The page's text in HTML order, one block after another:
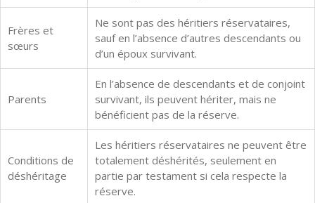
Frères et
sœurs
Ne sont pas des héritiers réservataires,
sauf en l’absence d’autres descendants ou
d’un époux survivant.
Parents
En l’absence de descendants et de conjoint
survivant, ils peuvent hériter, mais ne
bénéficient pas de la réserve.
Conditions de
déshéritage
Les héritiers réservataires ne peuvent être
totalement déshérités, seulement en
partie par testament si cela respecte la
réserve.